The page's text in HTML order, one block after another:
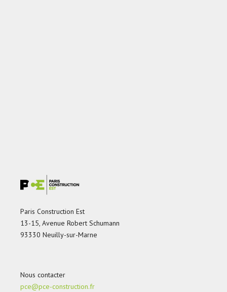
Paris Construction Est
13-15, Avenue Robert Schumann
93330 Neuilly-sur-Marne
Nous contacter
pce@pce-construction.fr